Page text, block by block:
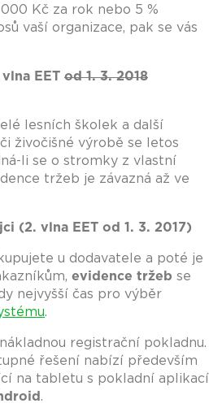
Kč za rok nebo 5 %
vaší organizace, pak se vás
EET od 1. 3. 2018
lesních školek a další
živočišné výrobě se letos
li se o stromky z vlastní
tržeb je závazná až ve
(2. vlna EET od 1. 3. 2017)
u dodavatele a poté je
evidence tržeb se
nejvyšší čas pro výběr
.
registrační pokladnu.
řešení nabízí především
na tabletu s pokladní aplikací
.